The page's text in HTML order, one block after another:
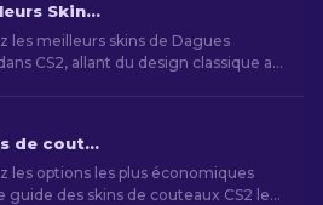
Les Meilleurs Skins de Dagues d'Ombre dans CS2
les meilleurs skins de Dagues
CS2, allant du design classique au
Les skins de couteaux CS2 les moins chers [2026]
les options les plus économiques
guide des skins de couteaux CS2 les